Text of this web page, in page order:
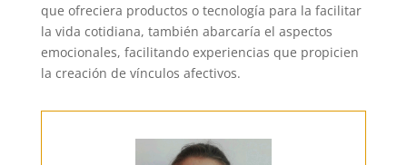
que ofreciera productos o tecnología para la facilitar
la vida cotidiana, también abarcaría el aspectos
emocionales, facilitando experiencias que propicien
la creación de vínculos afectivos.